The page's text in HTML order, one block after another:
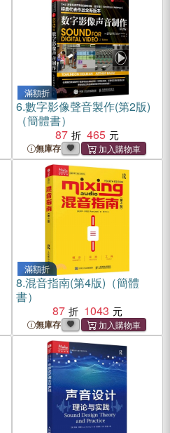
滿額折
6.數字影像聲音製作(第2版)
（簡體書）
87
465
無庫存
滿額折
8.混音指南(第4版)（簡體
書）
87
1043
無庫存